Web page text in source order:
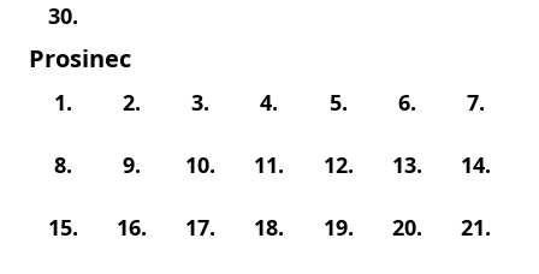
30.
Prosinec
1. 2. 3. 4. 5. 6. 7.
8. 9. 10. 11. 12. 13. 14.
15. 16. 17. 18. 19. 20. 21.